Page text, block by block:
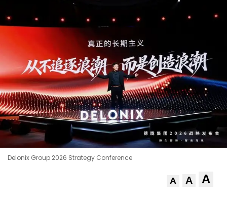
Delonix Group 2026 Strategy Conference
A A A